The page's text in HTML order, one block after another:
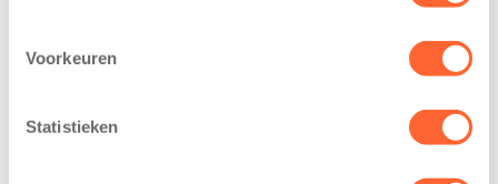
Voorkeuren
Statistieken